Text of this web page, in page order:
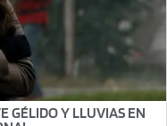
GÉLIDO Y LLUVIAS EN